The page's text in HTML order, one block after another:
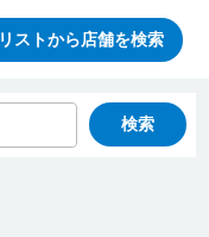
リストから店舗を検索
検索